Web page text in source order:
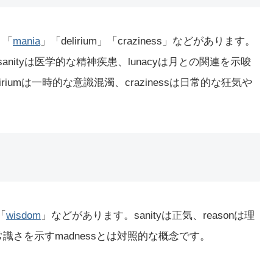
mania」「delirium」「craziness」などがあります。
は医学的な精神疾患、lunacyは月との関連を示唆
は一時的な意識混濁、crazinessは日常的な狂気や
wisdom 」などがあります。sanityは正気、reasonは理
さを示すmadnessとは対照的な概念です。